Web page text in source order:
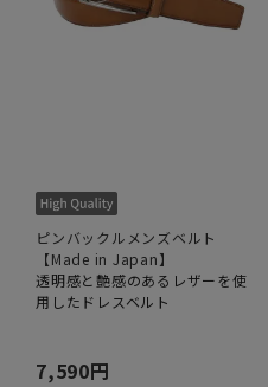
ピンバックルメンズベルト
【Made in Japan】
透明感と艶感のあるレザーを使
用したドレスベルト
7,590円